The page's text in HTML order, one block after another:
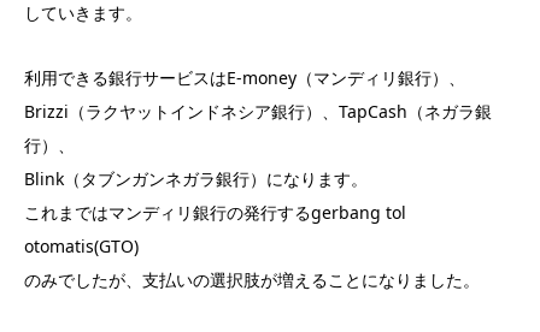
していきます。
利用できる銀行サービスはE-money（マンディリ銀行）、
Brizzi（ラクヤットインドネシア銀行）、TapCash（ネガラ銀
行）、
Blink（タブンガンネガラ銀行）になります。
これまではマンディリ銀行の発行するgerbang tol
otomatis(GTO)
のみでしたが、支払いの選択肢が増えることになりました。